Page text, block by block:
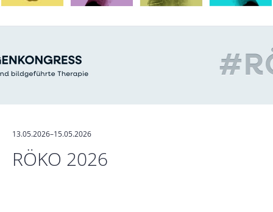
13.05.2026–15.05.2026
RÖKO 2026